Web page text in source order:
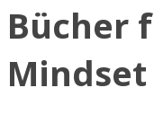
Bücher
Mindset